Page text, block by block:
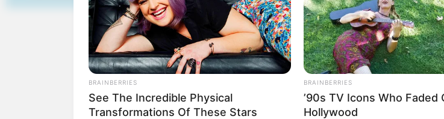
Wenig bekannte Sehenswürdigkeiten und Ausflugsziele:
Söder Tor in Bad Sooden-Allendorf -Botanischer Garten in
Deutschlandweit Veranstaltung kostenlos eintragen:
BRAINBERRIES
See The Incredible Physical
Transformations Of These Stars
BRAINBERRIES
’90s TV Icons Who Faded
Hollywood
INSTANTHUB
You’ve Never Seen Kate React On Camera Quite Like This
RADAR